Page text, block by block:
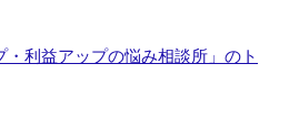
・利益アップの悩み相談所」のト